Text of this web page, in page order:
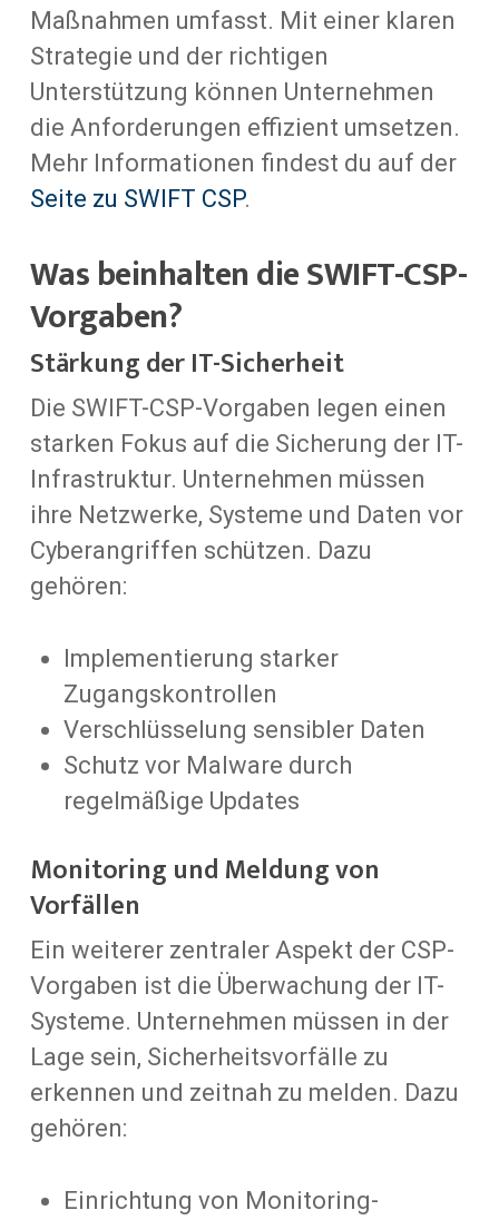
Maßnahmen umfasst. Mit einer klaren
Strategie und der richtigen
Unterstützung können Unternehmen
die Anforderungen effizient umsetzen.
Mehr Informationen findest du auf der
Seite zu SWIFT CSP.
Was beinhalten die SWIFT-CSP-
Vorgaben?
Stärkung der IT-Sicherheit
Die SWIFT-CSP-Vorgaben legen einen
starken Fokus auf die Sicherung der IT-
Infrastruktur. Unternehmen müssen
ihre Netzwerke, Systeme und Daten vor
Cyberangriffen schützen. Dazu
gehören:
Implementierung starker
Zugangskontrollen
Verschlüsselung sensibler Daten
Schutz vor Malware durch
regelmäßige Updates
Monitoring und Meldung von
Vorfällen
Ein weiterer zentraler Aspekt der CSP-
Vorgaben ist die Überwachung der IT-
Systeme. Unternehmen müssen in der
Lage sein, Sicherheitsvorfälle zu
erkennen und zeitnah zu melden. Dazu
gehören:
Einrichtung von Monitoring-